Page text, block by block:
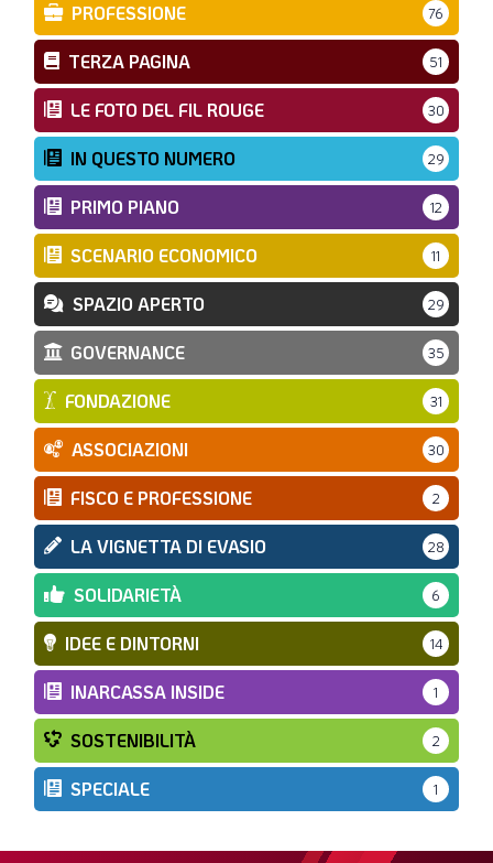
PROFESSIONE 76
TERZA PAGINA 51
LE FOTO DEL FIL ROUGE 30
IN QUESTO NUMERO 29
PRIMO PIANO 12
SCENARIO ECONOMICO 11
SPAZIO APERTO 29
GOVERNANCE 35
FONDAZIONE 31
ASSOCIAZIONI 30
FISCO E PROFESSIONE 2
LA VIGNETTA DI EVASIO 28
SOLIDARIETÀ 6
IDEE E DINTORNI 14
INARCASSA INSIDE 1
SOSTENIBILITÀ 2
SPECIALE 1